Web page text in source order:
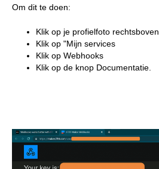
Om dit te doen:
Klik op je profielfoto rechtsboven
Klik op "Mijn services
Klik op Webhooks
Klik op de knop Documentatie.